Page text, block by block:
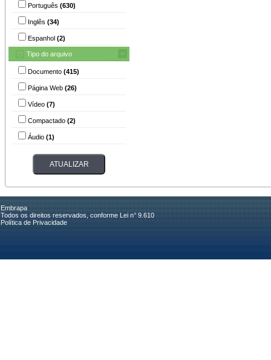
Português (630)
Inglês (34)
Espanhol (2)
Tipo do arquivo
Documento (415)
Página Web (26)
Vídeo (7)
Compactado (2)
Áudio (1)
Embrapa
Todos os direitos reservados, conforme Lei n° 9.610
Política de Privacidade